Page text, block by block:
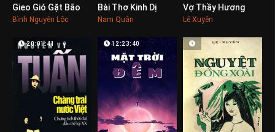
Gieo Gió Gặt Bão
Bình Nguyên Lộc
Bài Thơ Kinh Dị
Nam Quân
Vợ Thầy Hương
Lê Xuyên
20:01:41 12:23:40